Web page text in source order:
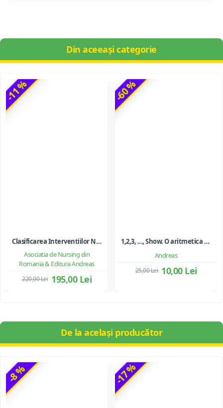
Din aceeași categorie
-11 %
Asociatia de Nursing din
Romania & Editura Andreas
Clasificarea Interventiilor Nursing (NIC)
195,00 Lei
220,00 Lei
-60 %
Andreas
1,2,3, ..., Show. O aritmetica emotionala, o poezie a matematicii - Ioan Dancila
10,00 Lei
25,00 Lei
De la același producător
-8 % -17 %